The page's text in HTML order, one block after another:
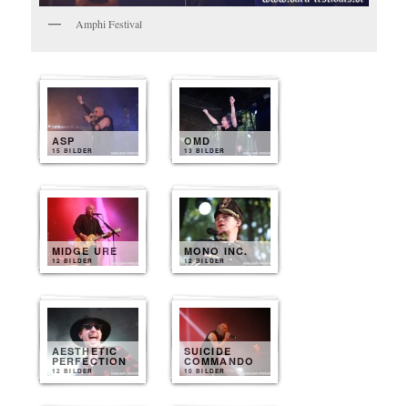
Amphi Festival
ASP
15 BILDER
OMD
13 BILDER
MIDGE URE
12 BILDER
MONO INC.
12 BILDER
AESTHETIC
PERFECTION
12 BILDER
SUICIDE
COMMANDO
10 BILDER